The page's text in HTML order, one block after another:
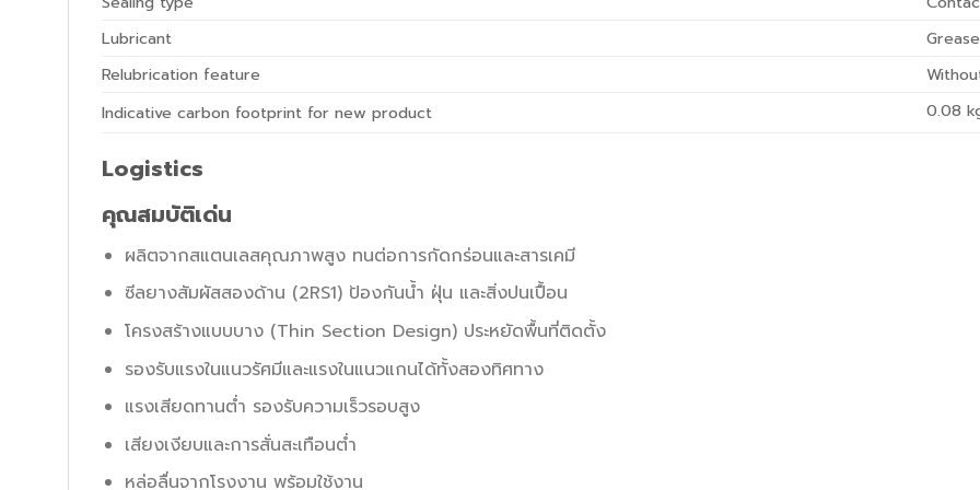
Lubricant
Grease
Relubrication feature
Indicative carbon footprint for new product
0.08
Logistics
คุณสมบัติเด่น
ผลิตจากสแตนเลสคุณภาพสูง ทนต่อการกัดกร่อนและสารเคมี
ซีลยางสัมผัสสองด้าน (2RS1) ป้องกันน้ำ ฝุ่น และสิ่งปนเปื้อน
โครงสร้างแบบบาง (Thin Section Design) ประหยัดพื้นที่ติดตั้ง
รองรับแรงในแนวรัศมีและแรงในแนวแกนได้ทั้งสองทิศทาง
แรงเสียดทานต่ำ รองรับความเร็วรอบสูง
เสียงเงียบและการสั่นสะเทือนต่ำ
หล่อลื่นจากโรงงาน พร้อมใช้งาน